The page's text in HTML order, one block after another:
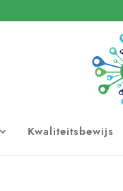
Kwaliteitsbewijs